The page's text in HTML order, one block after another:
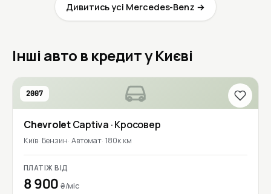
Дивитись усі Mercedes-Benz →
Інші авто в кредит у Києві
2007
ChevroletCaptiva · Кросовер
Київ Бензин Автомат 180к км
ПЛАТІЖ ВІД
8 900₴/міс